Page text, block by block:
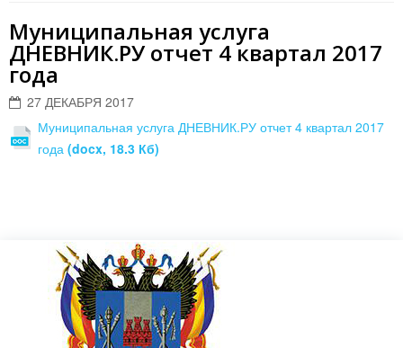
Муниципальная услуга
ДНЕВНИК.РУ отчет 4 квартал 2017
года
27 ДЕКАБРЯ 2017
Муниципальная услуга ДНЕВНИК.РУ отчет 4 квартал 2017
года (docx, 18.3 Кб)